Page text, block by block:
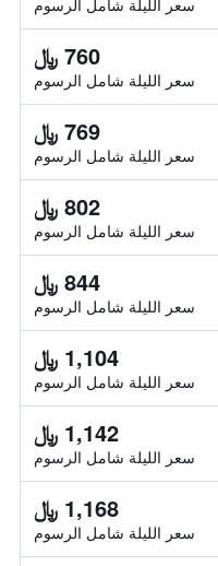
سعر الليلة شامل الرسوم
760 ﷼
سعر الليلة شامل الرسوم
769 ﷼
سعر الليلة شامل الرسوم
802 ﷼
سعر الليلة شامل الرسوم
844 ﷼
سعر الليلة شامل الرسوم
1,104 ﷼
سعر الليلة شامل الرسوم
1,142 ﷼
سعر الليلة شامل الرسوم
1,168 ﷼
سعر الليلة شامل الرسوم